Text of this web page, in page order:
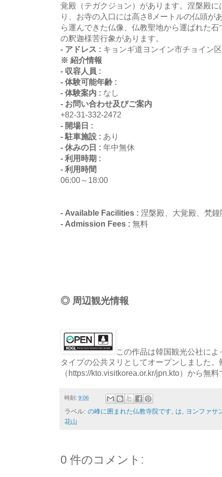
覚殿（テガクジョン）があります。涅槃殿
り、お寺の入口には高さ8メートルの仏頭が
ら運んできた仏像、仏教聖地から運ばれた
の釈迦様苦行象があります。
- アドレス : キョンギ道ヨンイン市チョイン
※ 紹介情報
- 収容人員 :
- 体験可能年齢 :
- 体験案内 : なし
- お問い合わせ及びご案内
+82-31-332-2472
- 開場日 :
- 駐車施設 : あり
- 休みの日 : 年中無休
- 利用時期 :
- 利用時間
06:00～18:00
- Available Facilities : 涅槃殿、大覚殿、梵鐘
- Admission Fees : 無料
◎ 周辺観光情報
この作品は韓国観光公社に
タイプの公共ヌリとしてオープンしました。
（https://kto.visitkorea.or.kr/jpn.kto）から無
時刻: 9:06
ラベル: の峰に囲まれた仏教寺院です は
ヨンファサ
花山
0 件のコメント: